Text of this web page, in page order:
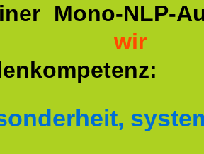
Mono-NLP-
wir